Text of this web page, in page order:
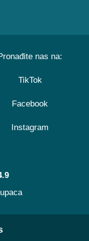
nas na:
TikTok
Facebook
Instagram